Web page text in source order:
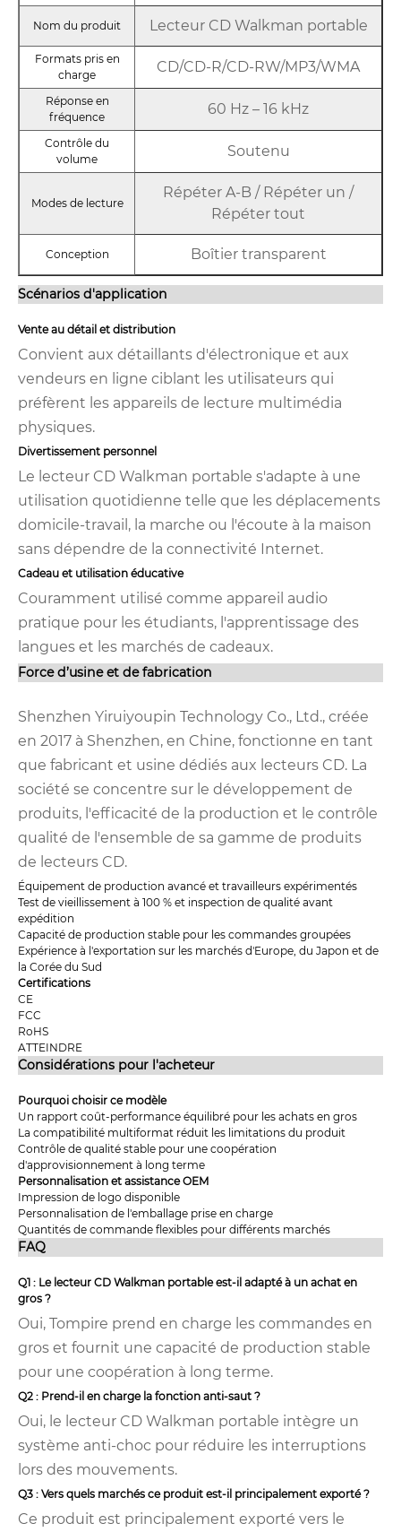
Nom du produit Lecteur CD Walkman portable
Formats pris en
charge
CD/CD-R/CD-RW/MP3/WMA
Réponse en
fréquence
60 Hz – 16 kHz
Contrôle du
volume
Soutenu
Modes de lecture
Répéter A-B / Répéter un /
Répéter tout
Conception Boîtier transparent
Scénarios d'application
Vente au détail et distribution
Convient aux détaillants d'électronique et aux
vendeurs en ligne ciblant les utilisateurs qui
préfèrent les appareils de lecture multimédia
physiques.
Divertissement personnel
Le lecteur CD Walkman portable s'adapte à une
utilisation quotidienne telle que les déplacements
domicile-travail, la marche ou l'écoute à la maison
sans dépendre de la connectivité Internet.
Cadeau et utilisation éducative
Couramment utilisé comme appareil audio
pratique pour les étudiants, l'apprentissage des
langues et les marchés de cadeaux.
Force d’usine et de fabrication
Shenzhen Yiruiyoupin Technology Co., Ltd., créée
en 2017 à Shenzhen, en Chine, fonctionne en tant
que fabricant et usine dédiés aux lecteurs CD. La
société se concentre sur le développement de
produits, l'efficacité de la production et le contrôle
qualité de l'ensemble de sa gamme de produits
de lecteurs CD.
Équipement de production avancé et travailleurs expérimentés
Test de vieillissement à 100 % et inspection de qualité avant
expédition
Capacité de production stable pour les commandes groupées
Expérience à l'exportation sur les marchés d'Europe, du Japon et de
la Corée du Sud
Certifications
CE
FCC
RoHS
ATTEINDRE
Considérations pour l'acheteur
Pourquoi choisir ce modèle
Un rapport coût-performance équilibré pour les achats en gros
La compatibilité multiformat réduit les limitations du produit
Contrôle de qualité stable pour une coopération
d'approvisionnement à long terme
Personnalisation et assistance OEM
Impression de logo disponible
Personnalisation de l'emballage prise en charge
Quantités de commande flexibles pour différents marchés
FAQ
Q1 : Le lecteur CD Walkman portable est-il adapté à un achat en
gros ?
Oui, Tompire prend en charge les commandes en
gros et fournit une capacité de production stable
pour une coopération à long terme.
Q2 : Prend-il en charge la fonction anti-saut ?
Oui, le lecteur CD Walkman portable intègre un
système anti-choc pour réduire les interruptions
lors des mouvements.
Q3 : Vers quels marchés ce produit est-il principalement exporté ?
Ce produit est principalement exporté vers le